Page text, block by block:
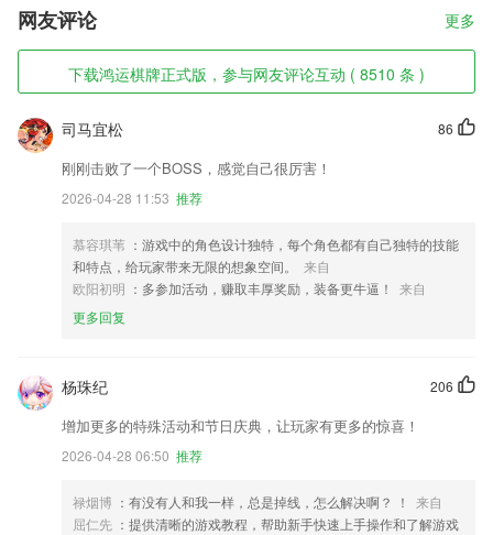
网友评论 更多
下载鸿运棋牌正式版，参与网友评论互动 ( 8510 条 )
86
司马宜松
刚刚击败了一个BOSS，感觉自己很厉害！
2026-04-28 11:53 推荐
慕容琪苇 ：游戏中的角色设计独特，每个角色都有自己独特的技能
和特点，给玩家带来无限的想象空间。
来自
欧阳初明 ：多参加活动，赚取丰厚奖励，装备更牛逼！
来自
更多回复
206
杨珠纪
增加更多的特殊活动和节日庆典，让玩家有更多的惊喜！
2026-04-28 06:50 推荐
禄烟博 ：有没有人和我一样，总是掉线，怎么解决啊？ ！
来自
屈仁先 ：提供清晰的游戏教程，帮助新手快速上手操作和了解游戏